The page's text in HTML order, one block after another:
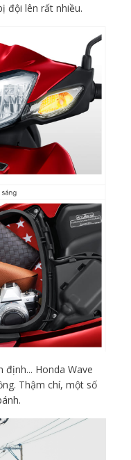
đội lên rất nhiều.
Honda Wave
Thậm chí, một số